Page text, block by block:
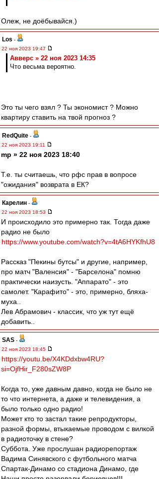
Олеж, не доёбывайся.)
Los -
22 ноя 2023 19:47
Авверс » 22 ноя 2023 14:35
Что весьма вероятно.
Это ты чего взял ? Ты экономист ? Можно
квартиру ставить на твой прогноз ?
RedQuite -
22 ноя 2023 19:11
mp » 22 ноя 2023 18:40
Т.е. ты считаешь, что рфс прав в вопросе
"ожидания" возврата в ЕК?
Карелин -
22 ноя 2023 18:53
И происходило это примерно так. Тогда даже
радио не было
https://www.youtube.com/watch?v=4tA6HYKfhU8
Рассказ "Пекины бутсы" и другие, например,
про матч "Валенсия" - "Барселона" помню
практически наизусть. "Аппарато" - это
самолет. "Карафито" - это, примерно, бляха-
муха..
Лев Абрамович - классик, что уж тут ещё
добавить..
SAS -
22 ноя 2023 18:45
https://youtu.be/X4KDdxbw4RU?
si=OjfHir_F280sZW8P
Когда то, уже давным давно, когда не было не
то что интернета, а даже и телевидения, а
было только одно радио!
Может кто то застал такие репродукторы,
разной формы, втыкаемые проводом с вилкой
в радиоточку в стене?
Суббота. Уже прослушан радиорепортаж
Вадима Синявского с футбольного матча
Спартак-Динамо со стадиона Динамо, где